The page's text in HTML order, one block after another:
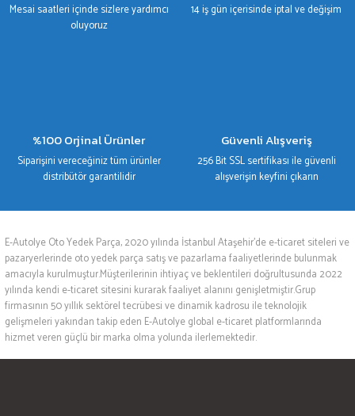
Mesai saatleri içinde sizlere yardımcı
oluyoruz
14 iş gün içerisinde iptal ve değişim
%100 Orjinal Ürünler
Siparişini vereceğiniz tüm ürünler
distribütör garantilidir
Güvenli Alışveriş
256 Bit SSL sertifikası ile güvenli
alışverişin keyfini çıkarın
E-Autolye Oto Yedek Parça, 2020 yılında İstanbul Ataşehir’de e-ticaret siteleri ve
pazaryerlerinde oto yedek parça satış ve pazarlama faaliyetlerinde bulunmak
amacıyla kurulmuştur.Müşterilerinin ihtiyaç ve beklentileri doğrultusunda 2022
yılında kendi e-ticaret sitesini kurarak faaliyet alanını genişletmiştir.Grup
firmasının 50 yıllık sektörel tecrübesi ve dinamik kadrosu ile teknolojik
gelişmeleri yakından takip eden E-Autolye global e-ticaret platformlarında
hizmet veren güçlü bir marka olma yolunda ilerlemektedir.